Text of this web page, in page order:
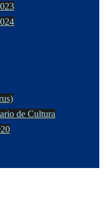
de Cultura